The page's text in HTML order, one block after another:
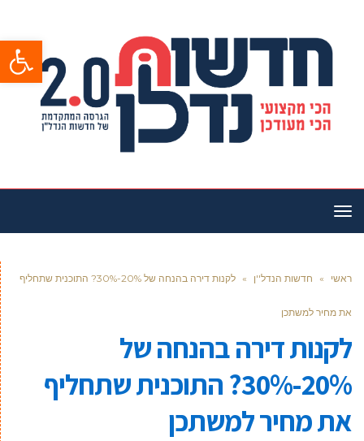
פתח
תפריט
ראשי » חדשות הנדל''ן » לקנות דירה בהנחה של 20%-30%? התוכנית שתחליף
את מחיר למשתכן
לקנות דירה בהנחה של
20%-30%? התוכנית שתחליף
את מחיר למשתכן